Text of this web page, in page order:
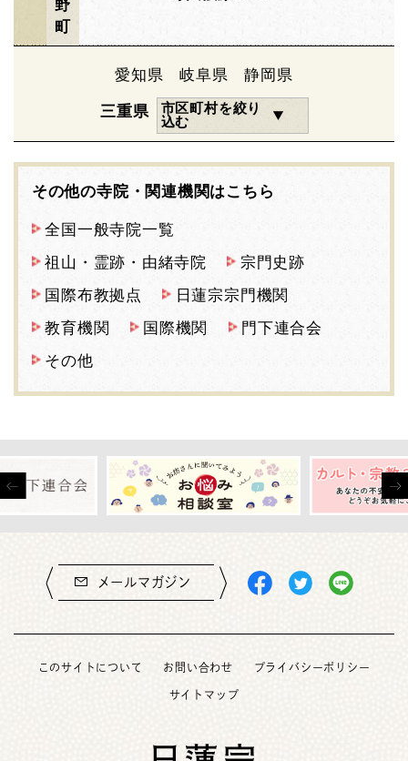
野
町
愛知県 岐阜県 静岡県
三重県
市区町村を絞り
込む
その他の寺院・関連機関はこちら
全国一般寺院一覧
祖山・霊跡・由緒寺院
宗門史跡
国際布教拠点
日蓮宗宗門機関
教育機関
国際機関
門下連合会
その他
メールマガジン
このサイトについて お問い合わせ プライバシーポリシー
サイトマップ